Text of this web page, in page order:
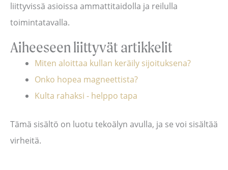
liittyvissä asioissa ammattitaidolla ja reilulla
toimintatavalla.
Aiheeseen liittyvät artikkelit
Miten aloittaa kullan keräily sijoituksena?
Onko hopea magneettista?
Kulta rahaksi - helppo tapa
Tämä sisältö on luotu tekoälyn avulla, ja se voi sisältää
virheitä.